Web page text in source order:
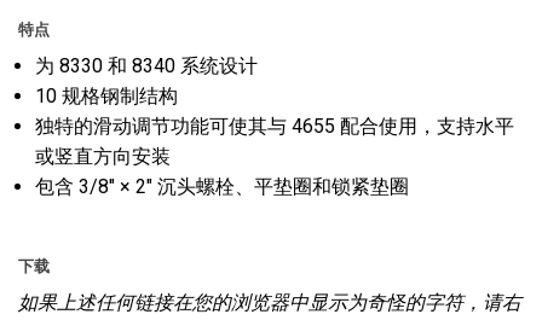
特点
为 8330 和 8340 系统设计
10 规格钢制结构
独特的滑动调节功能可使其与 4655 配合使用，支持水平
或竖直方向安装
包含 3/8" × 2" 沉头螺栓、平垫圈和锁紧垫圈
下载
如果上述任何链接在您的浏览器中显示为奇怪的字符，请右